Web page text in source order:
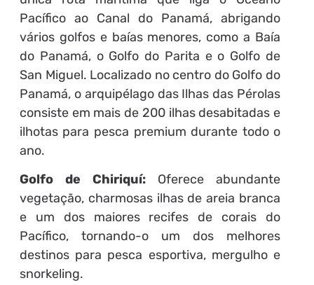
Pacífico ao Canal do Panamá, abrigando
vários golfos e baías menores, como a Baía
do Panamá, o Golfo do Parita e o Golfo de
San Miguel. Localizado no centro do Golfo do
Panamá, o arquipélago das Ilhas das Pérolas
consiste em mais de 200 ilhas desabitadas e
ilhotas para pesca premium durante todo o
ano.
Golfo de Chiriquí: Oferece abundante
vegetação, charmosas ilhas de areia branca
e um dos maiores recifes de corais do
Pacífico, tornando-o um dos melhores
destinos para pesca esportiva, mergulho e
snorkeling.